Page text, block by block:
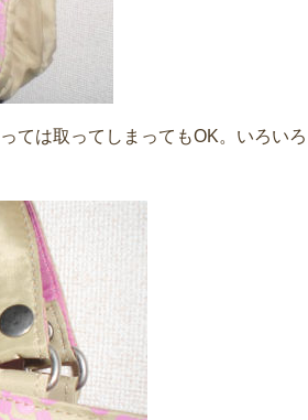
ては取ってしまってもOK。いろいろ